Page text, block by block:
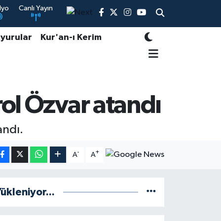
Canlı Yayın
Kur'an-ı Kerim
Özvar atandı
A- A+